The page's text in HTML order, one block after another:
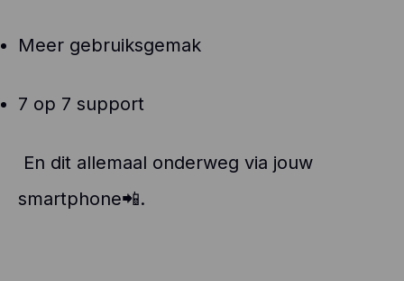
Meer gebruiksgemak
7 op 7 support
En dit allemaal onderweg via jouw
smartphone📲.